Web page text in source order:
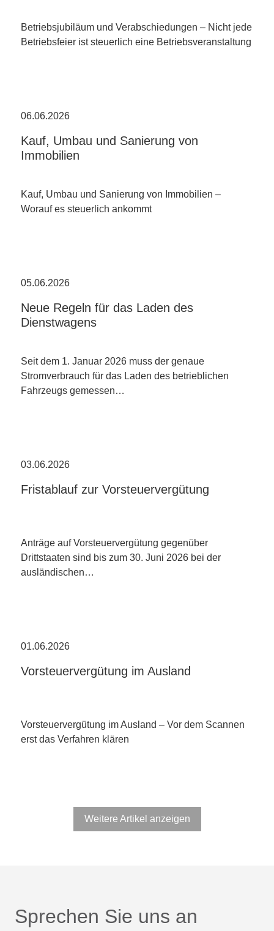
Betriebsjubiläum und Verabschiedungen – Nicht jede
Betriebsfeier ist steuerlich eine Betriebsveranstaltung
06.06.2026
Kauf, Umbau und Sanierung von
Immobilien
Kauf, Umbau und Sanierung von Immobilien –
Worauf es steuerlich ankommt
05.06.2026
Neue Regeln für das Laden des
Dienstwagens
Seit dem 1. Januar 2026 muss der genaue
Stromverbrauch für das Laden des betrieblichen
Fahrzeugs gemessen…
03.06.2026
Fristablauf zur Vorsteuervergütung
Anträge auf Vorsteuervergütung gegenüber
Drittstaaten sind bis zum 30. Juni 2026 bei der
ausländischen…
01.06.2026
Vorsteuervergütung im Ausland
Vorsteuervergütung im Ausland – Vor dem Scannen
erst das Verfahren klären
Weitere Artikel anzeigen
Sprechen Sie uns an